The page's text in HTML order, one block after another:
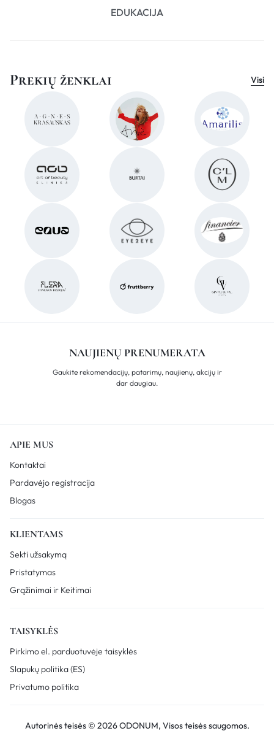
EDUKACIJA
Prekių ženklai Visi
NAUJIENŲ PRENUMERATA
Gaukite rekomendacijų, patarimų, naujienų, akcijų ir
dar daugiau.
APIE MUS
Kontaktai
Pardavėjo registracija
Blogas
KLIENTAMS
Sekti užsakymą
Pristatymas
Grąžinimai ir Keitimai
TAISYKLĖS
Pirkimo el. parduotuvėje taisyklės
Slapukų politika (ES)
Privatumo politika
Autorinės teisės © 2026 ODONUM, Visos teisės saugomos.